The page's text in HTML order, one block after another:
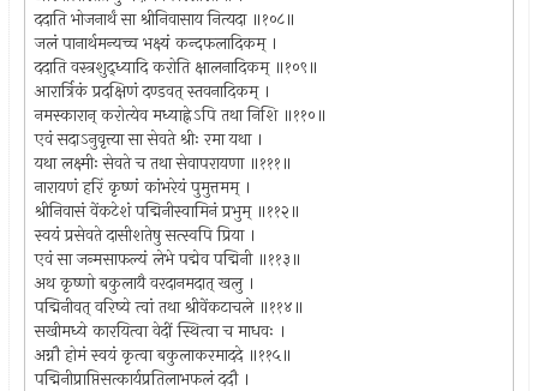
ददाति भोजनार्थं सा श्रीनिवासाय नित्यदा ॥१०८॥
जलं पानार्थमन्यच्च भक्ष्यं कन्दफलादिकम् ।
ददाति वस्त्रशुद्ध्यादि करोति क्षालनादिकम् ॥१०९॥
आरार्त्रिकं प्रदक्षिणं दण्डवत् स्तवनादिकम् ।
नमस्कारान् करोत्येव मध्याह्नेऽपि तथा निशि ॥११०॥
एवं सदाऽनुवृत्त्या सा सेवते श्रीः रमा यथा ।
यथा लक्ष्मीः सेवते च तथा सेवापरायणा ॥१११॥
नारायणं हरिं कृष्णं कांभरेयं पुमुत्तमम् ।
श्रीनिवासं वेंकटेशं पद्मिनीस्वामिनं प्रभुम् ॥११२॥
स्वयं प्रसेवते दासीशतेषु सत्स्वपि प्रिया ।
एवं सा जन्मसाफल्यं लेभे पद्मेव पद्मिनी ॥११३॥
अथ कृष्णो बकुलायै वरदानमदात् खलु ।
पद्मिनीवत् वरिष्ये त्वां तथा श्रीवेंकटाचले ॥११४॥
सखीमध्ये कारयित्वा वेदीं स्थित्वा च माधवः ।
अग्नौ होमं स्वयं कृत्वा बकुलाकरमाददे ॥११५॥
पद्मिनीप्राप्तिसत्कार्यप्रतिलाभफलं ददौ ।